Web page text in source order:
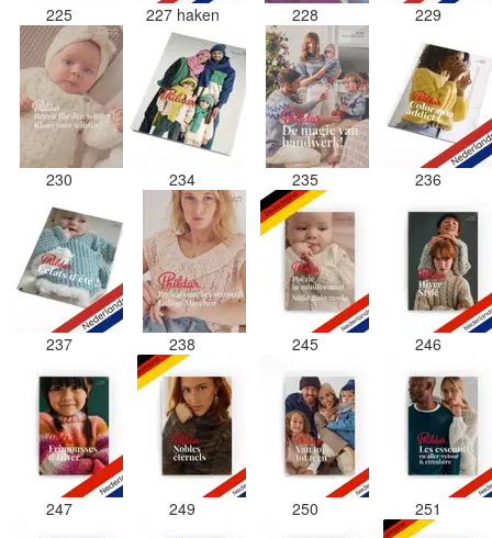
225 227 haken 228 229
230 234 235 236
237 238 245 246
247 249 250 251